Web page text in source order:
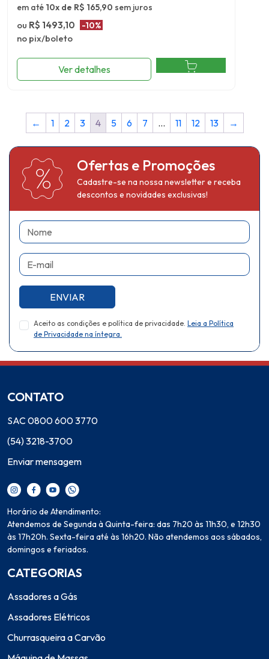
em até 10x de R$ 165,90 sem juros
ou R$ 1493,10 -10%
no pix/boleto
Ver detalhes
← 1 2 3 4 5 6 7 … 11 12 13 →
Ofertas e Promoções
Cadastre-se na nossa newsletter e receba
descontos e novidades exclusivas!
Nome
E-mail
ENVIAR
Aceito as condições e política de privacidade. Leia a Política
de Privacidade na íntegra.
CONTATO
SAC 0800 600 3770
(54) 3218-3700
Enviar mensagem
Horário de Atendimento:
Atendemos de Segunda à Quinta-feira: das 7h20 às 11h30, e 12h30
às 17h20h. Sexta-feira até às 16h20. Não atendemos aos sábados,
domingos e feriados.
CATEGORIAS
Assadores a Gás
Assadores Elétricos
Churrasqueira a Carvão